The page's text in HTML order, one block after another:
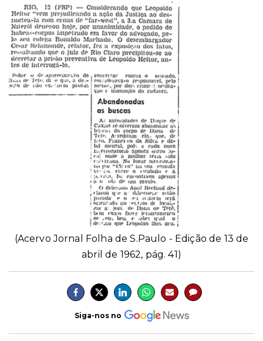
(Acervo Jornal Folha de S.Paulo - Edição de 13 de
abril de 1962, pág. 41)
Siga-nos no